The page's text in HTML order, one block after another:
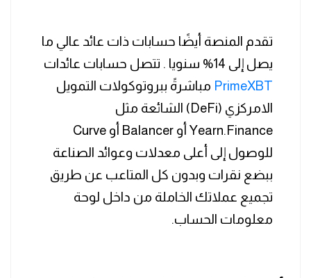
تقدم المنصة أيضًا حسابات ذات عائد عالي ما
يصل إلى 14% سنويا . تتصل حسابات عائدات
PrimeXBT مباشرةً ببروتوكولات التمويل
الامركزي (DeFi) الشائعة مثل
Yearn.Finance أو Balancer أو Curve
للوصول إلى أعلى معدلات وعوائد الصناعة
ببضع نقرات وبدون كل المتاعب عن طريق
تجميع عملاتك الخاملة من داخل لوحة
معلومات الحساب.